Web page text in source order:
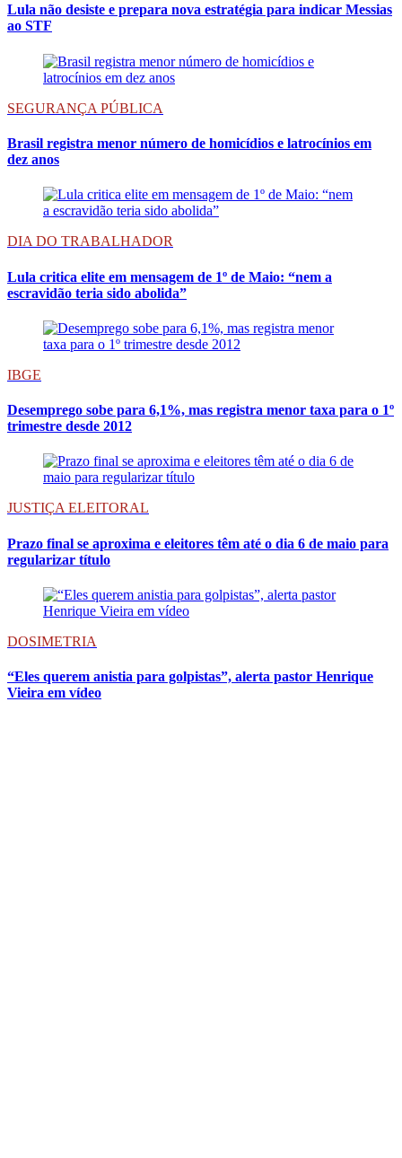
Lula não desiste e prepara nova estratégia para indicar Messias
ao STF
SEGURANÇA PÚBLICA
Brasil registra menor número de homicídios e latrocínios em
dez anos
DIA DO TRABALHADOR
Lula critica elite em mensagem de 1º de Maio: “nem a
escravidão teria sido abolida”
IBGE
Desemprego sobe para 6,1%, mas registra menor taxa para o 1º
trimestre desde 2012
JUSTIÇA ELEITORAL
Prazo final se aproxima e eleitores têm até o dia 6 de maio para
regularizar título
DOSIMETRIA
“Eles querem anistia para golpistas”, alerta pastor Henrique
Vieira em vídeo